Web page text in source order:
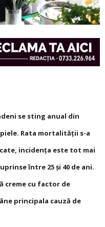
se sting anual din
Rata mortalității s-a
incidența este tot mai
între 25 și 40 de ani.
creme cu factor de
principala cauză de